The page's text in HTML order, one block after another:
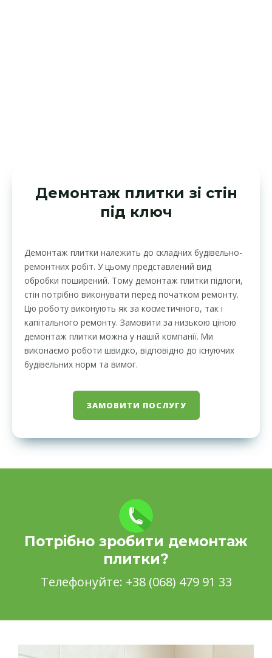
Демонтаж плитки зі стін
під ключ
Демонтаж плитки належить до складних будівельно-
ремонтних робіт. У цьому представлений вид
обробки поширений. Тому демонтаж плитки підлоги,
стін потрібно виконувати перед початком ремонту.
Цю роботу виконують як за косметичного, так і
капітального ремонту. Замовити за низькою ціною
демонтаж плитки можна у нашій компанії. Ми
виконаємо роботи швидко, відповідно до існуючих
будівельних норм та вимог.
ЗАМОВИТИ ПОСЛУГУ
Потрібно зробити демонтаж
плитки?
Телефонуйте: +38 (068) 479 91 33